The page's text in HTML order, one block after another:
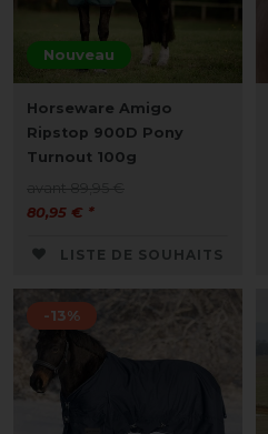
Nouveau
Horseware Amigo
Ripstop 900D Pony
Turnout 100g
80,95 € *
LISTE DE SOUHAITS
-13%